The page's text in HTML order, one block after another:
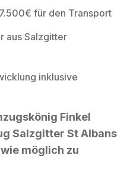
für den Transport
aus Salzgitter
inklusive
Finkel
Salzgitter St Albans
möglich zu